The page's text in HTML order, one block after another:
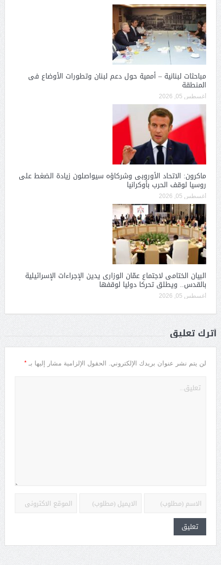
مباحثات لبنانية – أممية حول دعم لبنان وتطورات الأوضاع فى
المنطقة
أغسطس 05, 2026
ماكرون: الاتحاد الأوروبى وشركاؤه سيواصلون زيادة الضغط على
روسيا لوقف الحرب بأوكرانيا
أغسطس 05, 2026
البيان الختامى لاجتماع عمّان الوزارى يدين الإجراءات الإسرائيلية
بالقدس.. ويطلق تحركا دوليا لوقفها
أغسطس 05, 2026
أترك تعليق
لن يتم نشر عنوان بريدك الإلكتروني. الحقول الإلزامية مشار إليها بـ *